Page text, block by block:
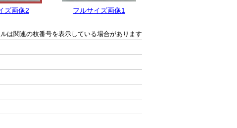
ズ画像2 フルサイズ画像1
は関連の枝番号を表示している場合があります